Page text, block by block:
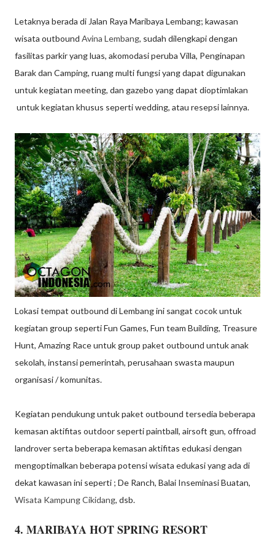
Letaknya berada di Jalan Raya Maribaya Lembang; kawasan
wisata outbound Avina Lembang, sudah dilengkapi dengan
fasilitas parkir yang luas, akomodasi peruba Villa, Penginapan
Barak dan Camping, ruang multi fungsi yang dapat digunakan
untuk kegiatan meeting, dan gazebo yang dapat dioptimlakan
untuk kegiatan khusus seperti wedding, atau resepsi lainnya.
Lokasi tempat outbound di Lembang ini sangat cocok untuk
kegiatan group seperti Fun Games, Fun team Building, Treasure
Hunt, Amazing Race untuk group paket outbound untuk anak
sekolah, instansi pemerintah, perusahaan swasta maupun
organisasi / komunitas.
Kegiatan pendukung untuk paket outbound tersedia beberapa
kemasan aktifitas outdoor seperti paintball, airsoft gun, offroad
landrover serta beberapa kemasan aktifitas edukasi dengan
mengoptimalkan beberapa potensi wisata edukasi yang ada di
dekat kawasan ini seperti ; De Ranch, Balai Inseminasi Buatan,
Wisata Kampung Cikidang, dsb.
4. MARIBAYA HOT SPRING RESORT